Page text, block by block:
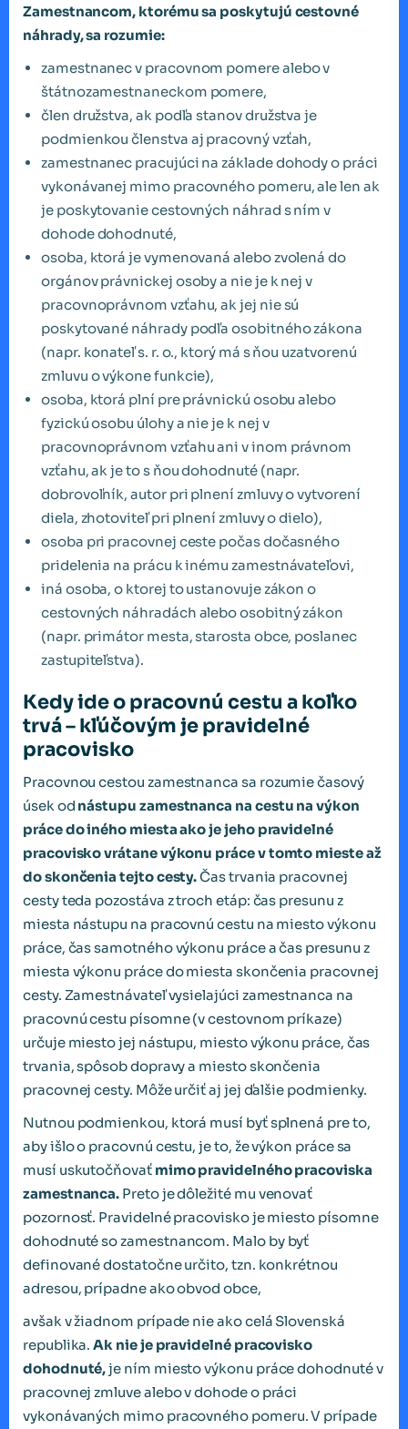
Zamestnancom, ktorému sa poskytujú cestovné
náhrady, sa rozumie:
zamestnanec v pracovnom pomere alebo v
štátnozamestnaneckom pomere,
člen družstva, ak podľa stanov družstva je
podmienkou členstva aj pracovný vzťah,
zamestnanec pracujúci na základe dohody o práci
vykonávanej mimo pracovného pomeru, ale len ak
je poskytovanie cestovných náhrad s ním v
dohode dohodnuté,
osoba, ktorá je vymenovaná alebo zvolená do
orgánov právnickej osoby a nie je k nej v
pracovnoprávnom vzťahu, ak jej nie sú
poskytované náhrady podľa osobitného zákona
(napr. konateľ s. r. o., ktorý má s ňou uzatvorenú
zmluvu o výkone funkcie),
osoba, ktorá plní pre právnickú osobu alebo
fyzickú osobu úlohy a nie je k nej v
pracovnoprávnom vzťahu ani v inom právnom
vzťahu, ak je to s ňou dohodnuté (napr.
dobrovoľník, autor pri plnení zmluvy o vytvorení
diela, zhotoviteľ pri plnení zmluvy o dielo),
osoba pri pracovnej ceste počas dočasného
pridelenia na prácu k inému zamestnávateľovi,
iná osoba, o ktorej to ustanovuje zákon o
cestovných náhradách alebo osobitný zákon
(napr. primátor mesta, starosta obce, poslanec
zastupiteľstva).
Kedy ide o pracovnú cestu a koľko
trvá – kľúčovým je pravidelné
pracovisko
Pracovnou cestou zamestnanca sa rozumie časový
úsek od nástupu zamestnanca na cestu na výkon
práce do iného miesta ako je jeho pravidelné
pracovisko vrátane výkonu prácev tomto mieste až
do skončenia tejto cesty.Čas trvania pracovnej
cesty teda pozostáva z troch etáp: čas presunu z
miesta nástupu na pracovnú cestu na miesto výkonu
práce, čas samotného výkonu práce a čas presunu z
miesta výkonu práce do miesta skončenia pracovnej
cesty. Zamestnávateľ vysielajúci zamestnanca na
pracovnú cestu písomne (v cestovnom príkaze)
určuje miesto jej nástupu, miesto výkonu práce, čas
trvania, spôsob dopravy a miesto skončenia
pracovnej cesty. Môže určiť aj jej ďalšie podmienky.
Nutnou podmienkou, ktorá musí byť splnená pre to,
aby išlo o pracovnú cestu, je to, že výkon práce sa
musí uskutočňovať mimo pravidelného pracoviska
zamestnanca. Preto je dôležité mu venovať
pozornosť. Pravidelné pracovisko je miesto písomne
dohodnuté so zamestnancom. Malo by byť
definované dostatočne určito, tzn. konkrétnou
adresou, prípadne ako obvod obce,
avšak v žiadnom prípade nie ako celá Slovenská
republika.Ak nie je pravidelné pracovisko
dohodnuté,je ním miesto výkonu práce dohodnuté v
pracovnej zmluve alebo v dohode o práci
vykonávaných mimo pracovného pomeru. V prípade